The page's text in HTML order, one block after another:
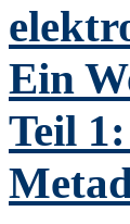
Ein
Teil